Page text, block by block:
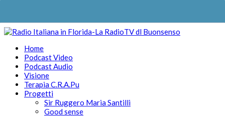
Home
Podcast Video
Podcast Audio
Visione
Terapia C.R.A.Pu
Progetti
Sir Ruggero Maria Santilli
Good sense